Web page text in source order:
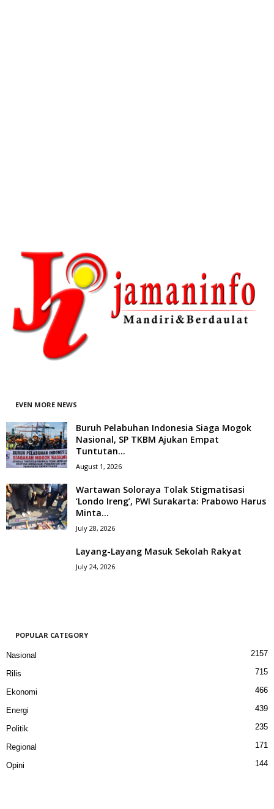
EVEN MORE NEWS
Buruh Pelabuhan Indonesia Siaga Mogok
Nasional, SP TKBM Ajukan Empat
Tuntutan...
August 1, 2026
Wartawan Soloraya Tolak Stigmatisasi
‘Londo Ireng’, PWI Surakarta: Prabowo Harus
Minta...
July 28, 2026
Layang-Layang Masuk Sekolah Rakyat
July 24, 2026
POPULAR CATEGORY
Nasional 2157
Rilis 715
Ekonomi 466
Energi 439
Politik 235
Regional 171
Opini 144